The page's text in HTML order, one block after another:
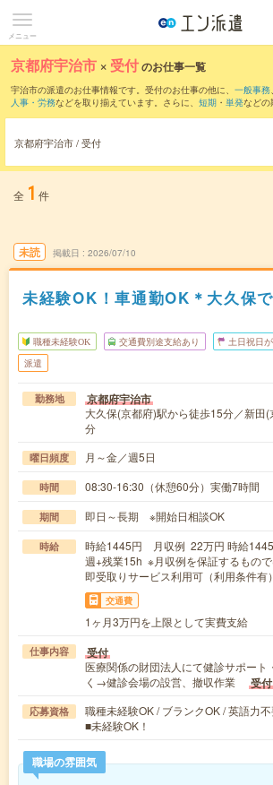
メニュー
京都府宇治市 × 受付のお仕事一覧
宇治市の派遣のお仕事情報です。受付のお仕事の他に、 一般事務、
人事・労務などを取り揃えています。さらに、 短期 ・ 単発などの
京都府宇治市 / 受付
全 1 件
未読 掲載日 2026/07/10
未経験OK！車通勤OK＊大久保
職種未経験OK 交通費別途支給あり 土日祝日
派遣
勤務地 京都府宇治市
大久保(京都府)駅から徒歩15分／新田
分
曜日頻度 月～金／週5日
時間 08:30-16:30（休憩60分）実働7時間
期間 即日～長期 ※開始日相談OK
時給
時給1445円 月収例 22万円 時給
週+残業15h ※月収例を保証するもの
即受取りサービス利用可（利用条件有）
交通費
1ヶ月3万円を上限として実費支給
仕事内容 受付
医療関係の財団法人にて健診サポート
く→健診会場の設営、撤収作業
受付
応募資格
職種未経験OK / ブランクOK / 英語力
■未経験OK！
職場の雰囲気